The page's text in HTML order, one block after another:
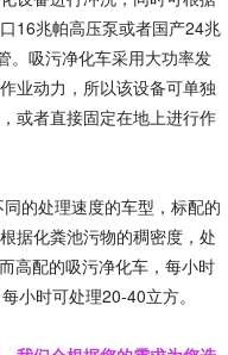
16兆帕高压泵或者国产24兆
。吸污净化车采用大功率发
业动力，所以该设备可单独
或者直接固定在地上进行作
的处理速度的车型，标配的
据化粪池污物的稠密度，处
高配的吸污净化车，每小时
小时可处理20-40立方。